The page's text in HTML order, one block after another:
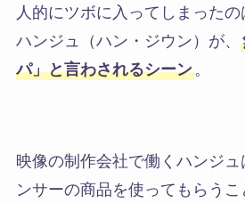
人的にツボに入ってしまったの
ハンジュ（ハン・ジウン）が、
パ」と言わされるシーン。
映像の制作会社で働くハンジ
ンサーの商品を使ってもらうこ